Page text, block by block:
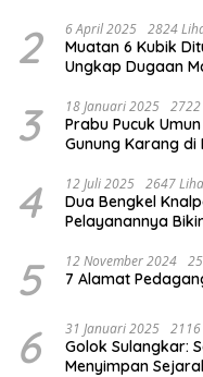
2 6 April 2025 2824
Muatan 6 Kubik
Ungkap Dugaan
3 18 Januari 2025
Prabu Pucuk
Gunung Karang di
4 12 Juli 2025 2647
Dua Bengkel
Pelayanannya
5 12 November 2024
7 Alamat
6 31 Januari 2025
Golok Sulangkar:
Menyimpan